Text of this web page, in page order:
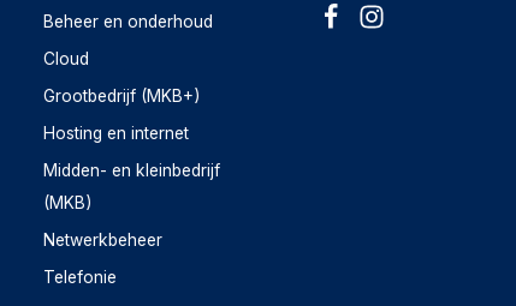
Beheer en onderhoud
Cloud
Grootbedrijf (MKB+)
Hosting en internet
Midden- en kleinbedrijf
(MKB)
Netwerkbeheer
Telefonie